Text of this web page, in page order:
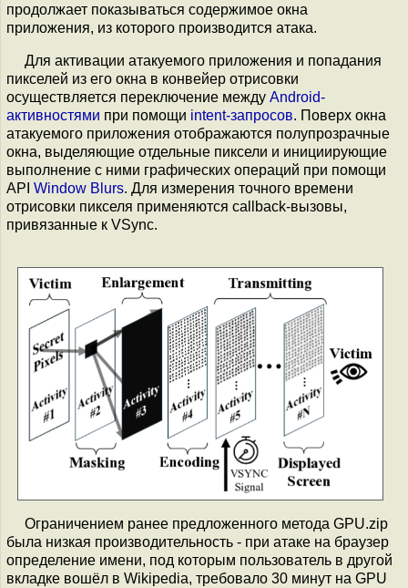
продолжает показываться содержимое окна
приложения, из которого производится атака.
Для активации атакуемого приложения и попадания
пикселей из его окна в конвейер отрисовки
осуществляется переключение между Android-
активностями при помощи intent-запросов. Поверх окна
атакуемого приложения отображаются полупрозрачные
окна, выделяющие отдельные пиксели и инициирующие
выполнение с ними графических операций при помощи
API Window Blurs. Для измерения точного времени
отрисовки пикселя применяются callback-вызовы,
привязанные к VSync.
Ограничением ранее предложенного метода GPU.zip
была низкая производительность - при атаке на браузер
определение имени, под которым пользователь в другой
вкладке вошёл в Wikipedia, требовало 30 минут на GPU